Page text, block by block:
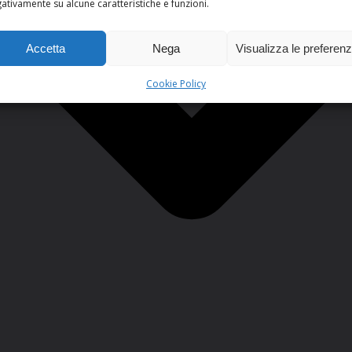
su alcune caratteristiche e funzioni.
Accetta Nega Visualizza le
Cookie Policy